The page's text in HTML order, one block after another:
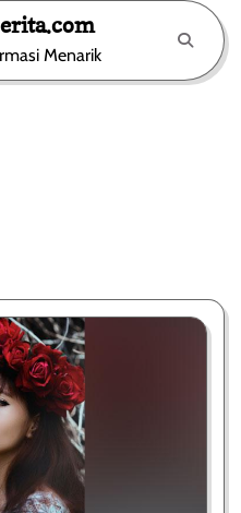
Menarik